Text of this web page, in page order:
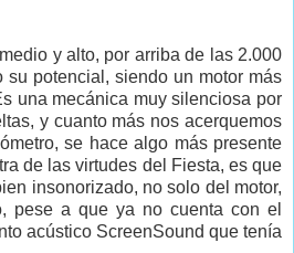
y alto, por arriba de las 2.000
su potencial, siendo un motor más
una mecánica muy silenciosa por
y cuanto más nos acerquemos
se hace algo más presente
de las virtudes del Fiesta, es que
insonorizado, no solo del motor,
pese a que ya no cuenta con el
acústico ScreenSound que tenía